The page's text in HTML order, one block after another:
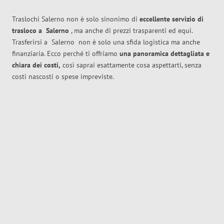
Traslochi Salerno non è solo sinonimo di eccellente servizio di
trasloco a Salerno , ma anche di prezzi trasparenti ed equi.
Trasferirsi a Salerno non è solo una sfida logistica ma anche
finanziaria. Ecco perché ti offriamo una panoramica dettagliata e
chiara dei costi, così saprai esattamente cosa aspettarti, senza
costi nascosti o spese impreviste.